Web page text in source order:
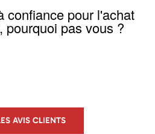
confiance pour l'achat
pourquoi pas vous ?
AVIS CLIENTS